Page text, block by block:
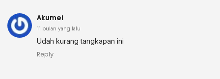
Akumei
11 bulan yang lalu
Udah kurang tangkapan ini
Reply